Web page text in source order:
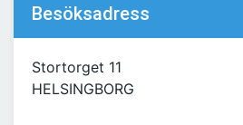
Besöksadress
Stortorget 11
HELSINGBORG